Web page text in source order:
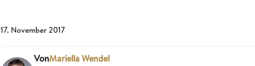
17. November 2017
VonMariella Wendel